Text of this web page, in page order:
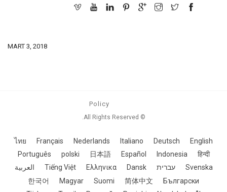
MART 3, 2018
Policy
© All Rights Reserved.
English
Deutsch
Italiano
Nederlands
Français
ไทย
हिन्दी
Indonesia
Español
日本語
polski
Português
Svenska
עברית Dansk
Ελληνικα
Tiếng Việt
العربية
Български
简体中文
Suomi
Magyar
한국어